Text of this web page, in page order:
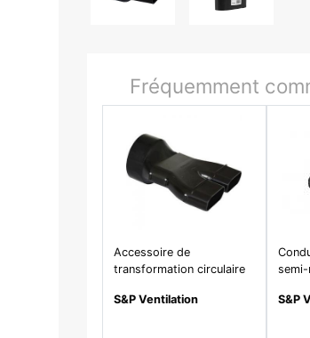
Fréquemment
Accessoire de
transformation circulaire
x 114 mm - ACR 50/125
S&P Ventilation S&P